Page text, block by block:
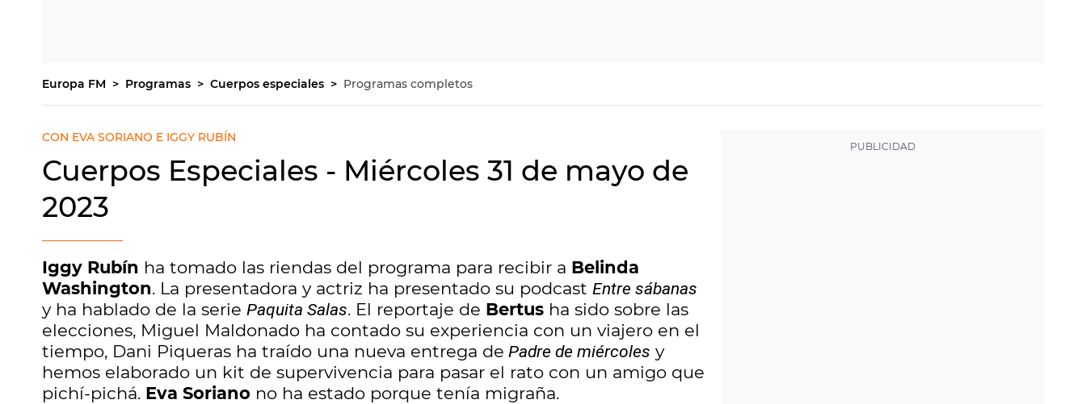
Europa FM Programas Cuerpos especiales Programas completos
CON EVA SORIANO E IGGY RUBÍN
Cuerpos Especiales - Miércoles 31 de mayo de
2023
Iggy Rubín ha tomado las riendas del programa para recibir a Belinda
Washington. La presentadora y actriz ha presentado su podcast Entre sábanas
y ha hablado de la serie Paquita Salas. El reportaje de Bertus ha sido sobre las
elecciones, Miguel Maldonado ha contado su experiencia con un viajero en el
tiempo, Dani Piqueras ha traído una nueva entrega de Padre de miércoles y
hemos elaborado un kit de supervivencia para pasar el rato con un amigo que
pichí-pichá. Eva Soriano no ha estado porque tenía migraña.